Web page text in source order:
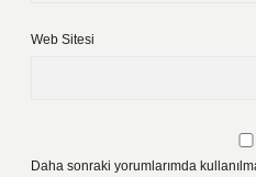
Web Sitesi
Daha sonraki yorumlarımda